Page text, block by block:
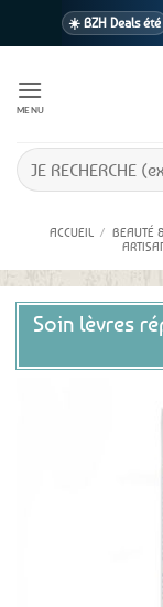
☀️ BZH Deals été
1
MENU
Recherche
pour :
ACCUEIL / BEAUTÉ
Soin lèvres